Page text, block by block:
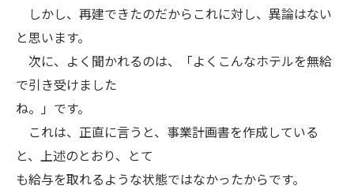
しかし、再建できたのだからこれに対し、異論はない
と思います。
次に、よく聞かれるのは、「よくこんなホテルを無給
で引き受けました
ね。」です。
これは、正直に言うと、事業計画書を作成している
と、上述のとおり、とて
も給与を取れるような状態ではなかったからです。